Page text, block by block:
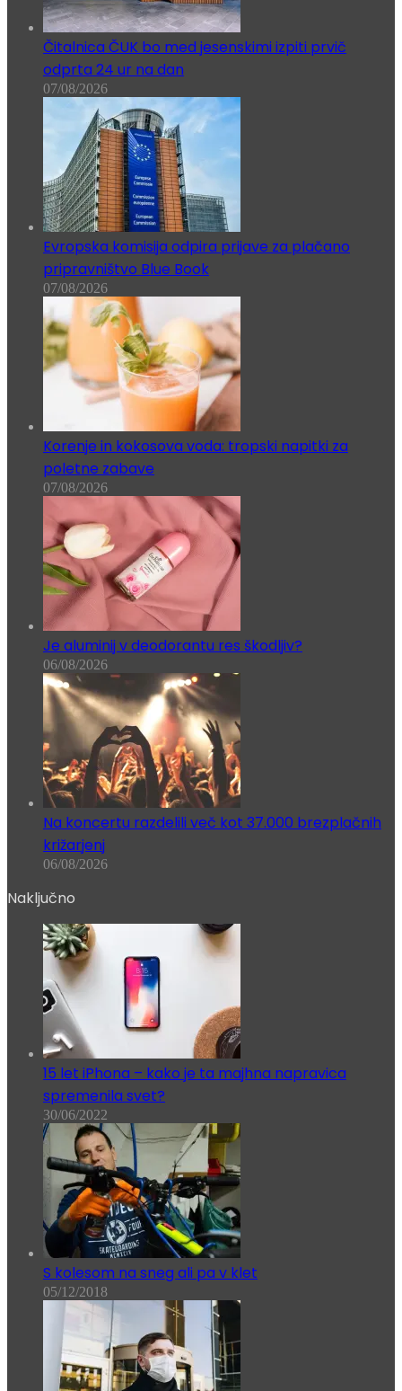
Čitalnica ČUK bo med jesenskimi izpiti prvič
odprta 24 ur na dan
07/08/2026
Evropska komisija odpira prijave za plačano
pripravništvo Blue Book
07/08/2026
Korenje in kokosova voda: tropski napitki za
poletne zabave
07/08/2026
Je aluminij v deodorantu res škodljiv?
06/08/2026
Na koncertu razdelili več kot 37.000 brezplačnih
križarjenj
06/08/2026
Naključno
15 let iPhona – kako je ta majhna napravica
spremenila svet?
30/06/2022
S kolesom na sneg ali pa v klet
05/12/2018